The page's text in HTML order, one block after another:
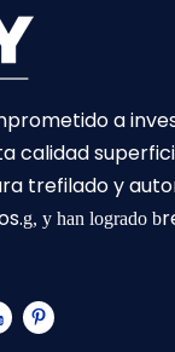
a
calidad
trefilado y
g, y han logrado b